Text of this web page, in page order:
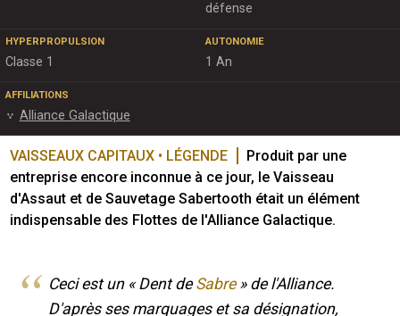
défense
HYPERPROPULSION
Classe 1
AUTONOMIE
1 An
AFFILIATIONS
Alliance Galactique
VAISSEAUX CAPITAUX • LÉGENDE
Produit par une
entreprise encore inconnue à ce jour, le Vaisseau
d'Assaut et de Sauvetage Sabertooth était un élément
indispensable des Flottes de l'Alliance Galactique.
Ceci est un « Dent deSabre» de l'Alliance.
D'après ses marquages et sa désignation,